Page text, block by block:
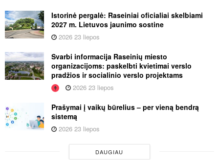
Istorinė pergalė: Raseiniai oficialiai skelbiami
2027 m. Lietuvos jaunimo sostine
2026 23 liepos
Svarbi informacija Raseinių miesto
organizacijoms: paskelbti kvietimai verslo
pradžios ir socialinio verslo projektams
2026 23 liepos
Prašymai į vaikų būrelius – per vieną bendrą
sistemą
2026 23 liepos
DAUGIAU